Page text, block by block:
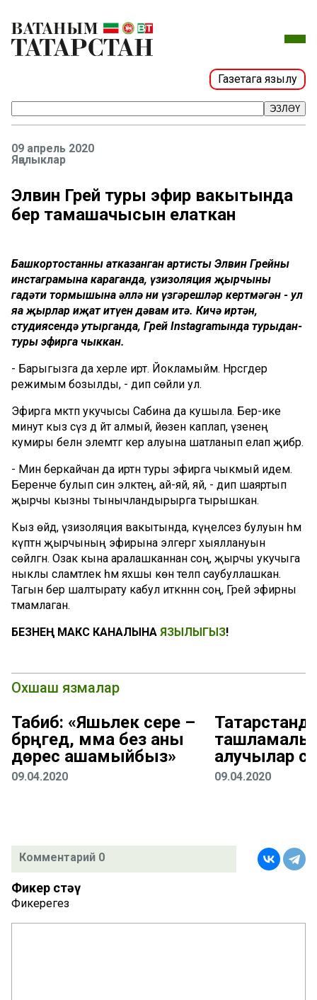
Газетага язылу
ЭЗЛӘҮ
09 апрель 2020
Яңалыклар
Элвин Грей туры эфир вакытында
бер тамашачысын елаткан
Башкортостанның атказанган артисты Элвин Грейның
инстаграмына караганда, үзизоляция җырчының
гадәти тормышына әллә ни үзгәрешләр кертмәгән - ул
яңа җырлар иҗат итүен дәвам итә. Кичә иртән,
студиясендә утырганда, Грей Instagramында турыдан-
туры эфирга чыккан.
- Барыгызга да хәерле иртә. Йокламыйм. Нәрсәгәдер
режимым бозылды, - дип сөйли ул.
Эфирга мәктәп укучысы Сабина да кушыла. Бер-ике
минут кыз сүз дә әйтә алмый, йөзен каплап, үзенең
кумиры белән элемтәгә керә алуына шатланып елап җибәрә.
- Мин беркайчан да иртән туры эфирга чыкмый идем.
Беренче булып син эләктең, ай-яй, яй, - дип шаяртып
җырчы кызны тынычландырырга тырышкан.
Кыз өйдә, үзизоляция вакытында, күңелсез булуын һәм
күптән җырчының эфирына эләгергә хыяллануын
сөйләгән. Озак кына аралашканнан соң, җырчы укучыга
ныклы сәламәтлек һәм яхшы көн теләп саубуллашкан.
Тагын бер шалтырату кабул иткәннән соң, Грей эфирны
тәмамлаган.
БЕЗНЕҢ МАКС КАНАЛЫНА ЯЗЫЛЫГЫЗ!
Охшаш язмалар
Табиб: «Яшьлек сере –
бәрәңгедә, әмма без аны
дөрес ашамыйбыз»
09.04.2020
ташламалы
алучылар
09.04.2020
Комментарий 0
Фикер өстәү
Фикерегез